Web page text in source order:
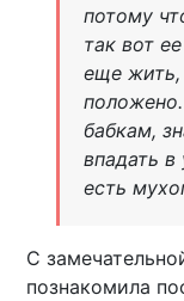
потому
так вот
еще жить,
положено.
бабкам,
впадать
есть
С
познакомила